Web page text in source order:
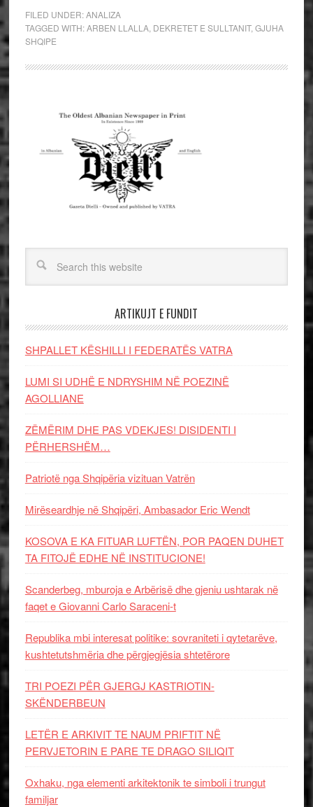
FILED UNDER:ANALIZA
TAGGED WITH:ARBEN LLALLA, DEKRETET E SULLTANIT, GJUHA
SHQIPE
ARTIKUJT E FUNDIT
SHPALLET KËSHILLI I FEDERATËS VATRA
LUMI SI UDHË E NDRYSHIM NË POEZINË
AGOLLIANE
ZËMËRIM DHE PAS VDEKJES! DISIDENTI I
PËRHERSHËM…
Patriotë nga Shqipëria vizituan Vatrën
Mirëseardhje në Shqipëri, Ambasador Eric Wendt
KOSOVA E KA FITUAR LUFTËN, POR PAQEN DUHET
TA FITOJË EDHE NË INSTITUCIONE!
Scanderbeg, mburoja e Arbërisë dhe gjeniu ushtarak në
faqet e Giovanni Carlo Saraceni-t
Republika mbi interesat politike: sovraniteti i qytetarëve,
kushtetutshmëria dhe përgjegjësia shtetërore
TRI POEZI PËR GJERGJ KASTRIOTIN-
SKËNDERBEUN
LETËR E ARKIVIT TE NAUM PRIFTIT NË
PERVJETORIN E PARE TE DRAGO SILIQIT
Oxhaku, nga elementi arkitektonik te simboli i trungut
familjar